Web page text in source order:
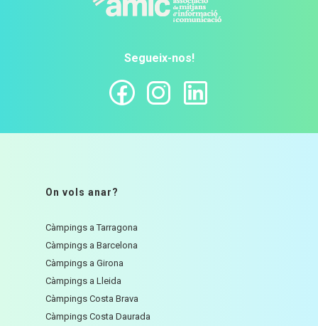
Segueix-nos!
On vols anar?
Càmpings a Tarragona
Càmpings a Barcelona
Càmpings a Girona
Càmpings a Lleida
Càmpings Costa Brava
Càmpings Costa Daurada